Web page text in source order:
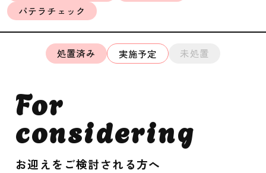
パテラチェック
処置済み 実施予定 未処置
For
considering
お迎えをご検討される方へ